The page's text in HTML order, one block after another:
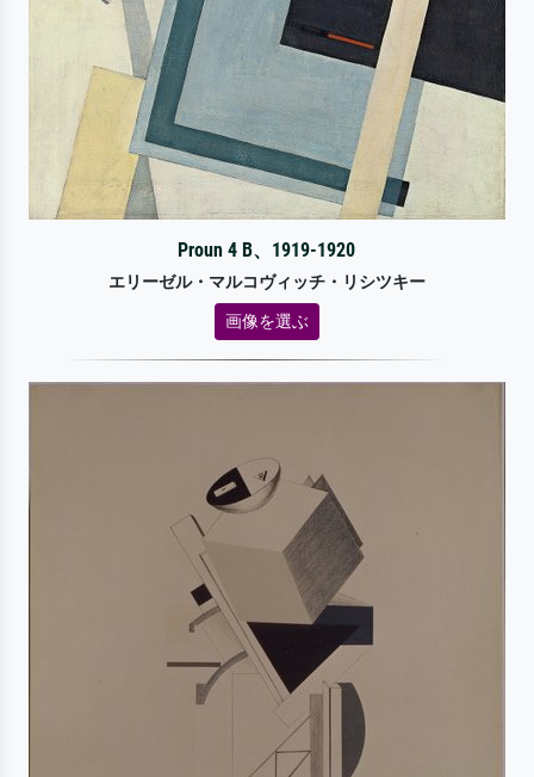
Proun 4 B、1919-1920
エリーゼル・マルコヴィッチ・リシツキー
画像を選ぶ